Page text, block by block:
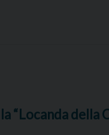
“Locanda della